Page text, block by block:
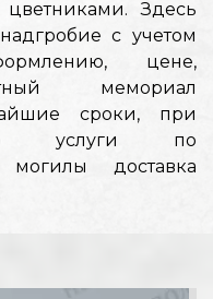
Здесь
с учетом
цене,
мемориал
сроки, при
услуги по
могилы доставка